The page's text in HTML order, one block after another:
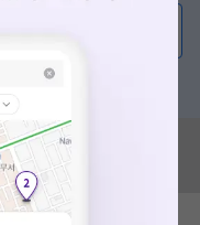
시글 보러가기